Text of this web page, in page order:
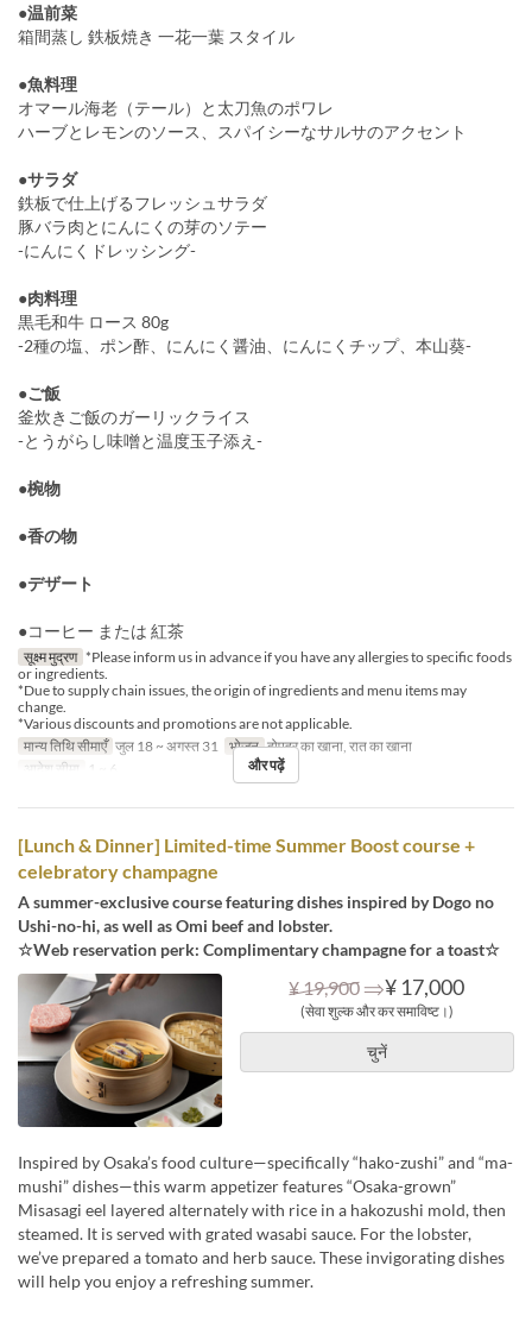
●温前菜
箱間蒸し 鉄板焼き 一花一葉 スタイル
●魚料理
オマール海老（テール）と太刀魚のポワレ
ハーブとレモンのソース、スパイシーなサルサのアクセント
●サラダ
鉄板で仕上げるフレッシュサラダ
豚バラ肉とにんにくの芽のソテー
-にんにくドレッシング-
●肉料理
黒毛和牛 ロース 80g
-2種の塩、ポン酢、にんにく醤油、にんにくチップ、本山葵-
●ご飯
釜炊きご飯のガーリックライス
-とうがらし味噌と温度玉子添え-
●椀物
●香の物
●デザート
●コーヒー または 紅茶
सूक्ष्म मुद्रण *Please inform us in advance if you have any allergies to specific foods
or ingredients.
*Due to supply chain issues, the origin of ingredients and menu items may
change.
*Various discounts and promotions are not applicable.
मान्य तिथि सीमाएँ जुल 18 ~ अगस्त 31 भोजन दोपहर का खाना, रात का खाना
आदेश सीमा
1 ~ 6 और पढ़ें
[Lunch & Dinner] Limited-time Summer Boost course +
celebratory champagne
A summer-exclusive course featuring dishes inspired by Dogo no
Ushi-no-hi, as well as Omi beef and lobster.
☆Web reservation perk: Complimentary champagne for a toast☆
¥ 19,900 ⇒¥ 17,000
(सेवा शुल्क और कर समाविष्ट।)
चुनें
Inspired by Osaka’s food culture—specifically “hako-zushi” and “ma-
mushi” dishes—this warm appetizer features “Osaka-grown”
Misasagi eel layered alternately with rice in a hakozushi mold, then
steamed. It is served with grated wasabi sauce. For the lobster,
we’ve prepared a tomato and herb sauce. These invigorating dishes
will help you enjoy a refreshing summer.